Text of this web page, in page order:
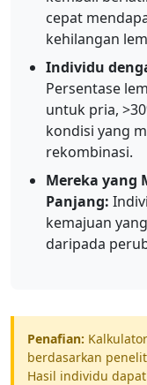
cepat
kehilangan
Individu
Persentase
untuk pria,
kondisi yang
rekombinasi.
Mereka yang
Panjang:
kemajuan
daripada
Penafian:
berdasarkan
Hasil individu